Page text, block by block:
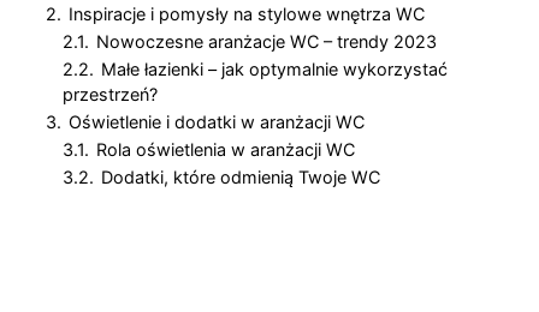
2. Inspiracje i pomysły na stylowe wnętrza WC
2.1. Nowoczesne aranżacje WC – trendy 2023
2.2. Małe łazienki – jak optymalnie wykorzystać
przestrzeń?
3. Oświetlenie i dodatki w aranżacji WC
3.1. Rola oświetlenia w aranżacji WC
3.2. Dodatki, które odmienią Twoje WC